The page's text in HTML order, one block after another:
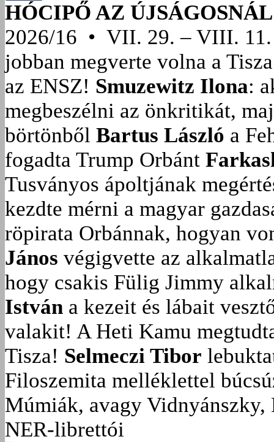
HÓCIPŐ AZ ÚJSÁGOSNÁL
2026/16 • VII. 29. – VIII. 11.
jobban megverte volna a
az ENSZ! Smuzewitz Ilona:
megbeszélni az önkritikát,
börtönből Bartus László a
fogadta Trump Orbánt
Tusványos ápoltjának
kezdte mérni a magyar
röpirata Orbánnak, hogyan
János végigvette az
hogy csakis Fülig Jimmy
István a kezeit és lábait
valakit! A Heti Kamu
Tisza! Selmeczi Tibor
Filoszemita melléklettel
Múmiák, avagy Vidnyánszky,
NER-librettói